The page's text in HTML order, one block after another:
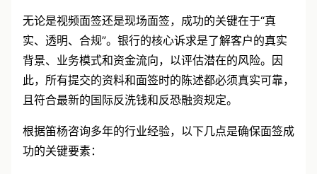
无论是视频面签还是现场面签，成功的关键在于“真
实、透明、合规”。银行的核心诉求是了解客户的真实
背景、业务模式和资金流向，以评估潜在的风险。因
此，所有提交的资料和面签时的陈述都必须真实可靠，
且符合最新的国际反洗钱和反恐融资规定。
根据笛杨咨询多年的行业经验，以下几点是确保面签成
功的关键要素：